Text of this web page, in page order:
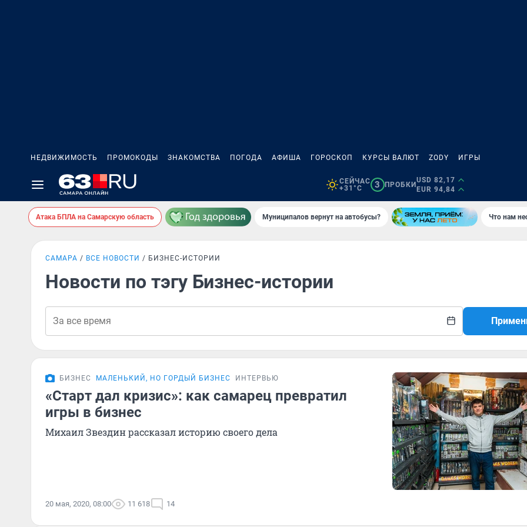
НЕДВИЖИМОСТЬ ПРОМОКОДЫ ЗНАКОМСТВА ПОГОДА АФИША ГОРОСКОП КУРСЫ ВАЛЮТ ZODY ИГРЫ
СЕЙЧАС
+31°C
3 ПРОБКИ
USD 82,17
EUR 94,84
Атака БПЛА на Самарскую область Муниципалов вернут на автобусы? Что нам
САМАРА ВСЕ НОВОСТИ БИЗНЕС-ИСТОРИИ
Новости по тэгу Бизнес-истории
БИЗНЕС МАЛЕНЬКИЙ, НО ГОРДЫЙ БИЗНЕС ИНТЕРВЬЮ
«Старт дал кризис»: как самарец превратил
игры в бизнес
Михаил Звездин рассказал историю своего дела
20 мая, 2020, 08:00 11 618 14